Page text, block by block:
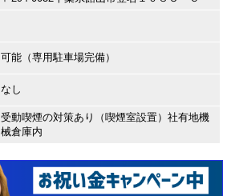
可能（専用駐車場完備）
なし
受動喫煙の対策あり（喫煙室設置）社有地機
械倉庫内